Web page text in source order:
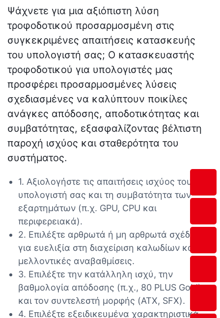
Ψάχνετε για μια αξιόπιστη λύση
τροφοδοτικού προσαρμοσμένη στις
συγκεκριμένες απαιτήσεις κατασκευής
του υπολογιστή σας; Ο κατασκευαστής
τροφοδοτικού για υπολογιστές μας
προσφέρει προσαρμοσμένες λύσεις
σχεδιασμένες να καλύπτουν ποικίλες
ανάγκες απόδοσης, αποδοτικότητας και
συμβατότητας, εξασφαλίζοντας βέλτιστη
παροχή ισχύος και σταθερότητα του
συστήματος.
1. Αξιολογήστε τις απαιτήσεις ισχύος του
υπολογιστή σας και τη συμβατότητα των
εξαρτημάτων (π.χ. GPU, CPU και
περιφερειακά).
2. Επιλέξτε αρθρωτά ή μη αρθρωτά σχέδια
για ευελιξία στη διαχείριση καλωδίων και
μελλοντικές αναβαθμίσεις.
3. Επιλέξτε την κατάλληλη ισχύ, την
βαθμολογία απόδοσης (π.χ., 80 PLUS Gold)
και τον συντελεστή μορφής (ATX, SFX).
4. Επιλέξτε εξειδικευμένα χαρακτηριστικά